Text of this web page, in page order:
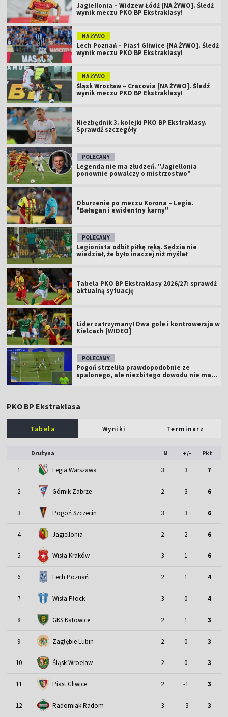
Jagiellonia – Widzew Łódź [NA ŻYWO]. Śledź
wynik meczu PKO BP Ekstraklasy!
NA ŻYWO
Lech Poznań – Piast Gliwice [NA ŻYWO]. Śledź
wynik meczu PKO BP Ekstraklasy!
NA ŻYWO
Śląsk Wrocław – Cracovia [NA ŻYWO]. Śledź
wynik meczu PKO BP Ekstraklasy!
Niezbędnik 3. kolejki PKO BP Ekstraklasy.
Sprawdź szczegóły
POLECAMY
Legenda nie ma złudzeń. "Jagiellonia
ponownie powalczy o mistrzostwo"
Oburzenie po meczu Korona – Legia.
"Bałagan i ewidentny karny"
POLECAMY
Legionista odbił piłkę ręką. Sędzia nie
wiedział, że było inaczej niż myślał
Tabela PKO BP Ekstraklasy 2026/27: sprawdź
aktualną sytuację
Lider zatrzymany! Dwa gole i kontrowersja w
Kielcach [WIDEO]
POLECAMY
Pogoń strzeliła prawdopodobnie ze
spalonego, ale niezbitego dowodu nie ma...
PKO BP Ekstraklasa
Tabela Wyniki Terminarz
Drużyna M +/- Pkt
1 Legia Warszawa 3 3 7
2 Górnik Zabrze 2 3 6
3 Pogoń Szczecin 3 3 6
4 Jagiellonia 2 2 6
5 Wisła Kraków 3 1 6
6 Lech Poznań 2 1 4
7 Wisła Płock 3 0 4
8 GKS Katowice 2 1 3
9 Zagłębie Lubin 2 0 3
10 Śląsk Wrocław 2 0 3
11 Piast Gliwice 2 -1 3
12 Radomiak Radom 3 -3 3